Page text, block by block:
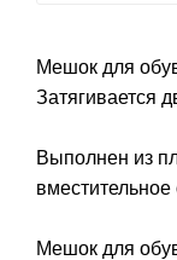
Мешок для
Затягивается
Выполнен из
Мешок для